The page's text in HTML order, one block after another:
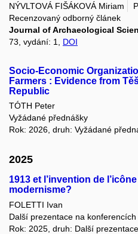
NÝVLTOVÁ FIŠÁKOVÁ Miriam
Recenzovaný odborný článek
Journal of Archaeological
73, vydání: 1, DOI
Socio-Economic
Farmers : Evidence from
Republic
TÓTH Peter
Vyžádané přednášky
Rok: 2026, druh: Vyžádané
2025
1913 et l’invention de
modernisme?
FOLETTI Ivan
Další prezentace na konferencích
Rok: 2025, druh: Další